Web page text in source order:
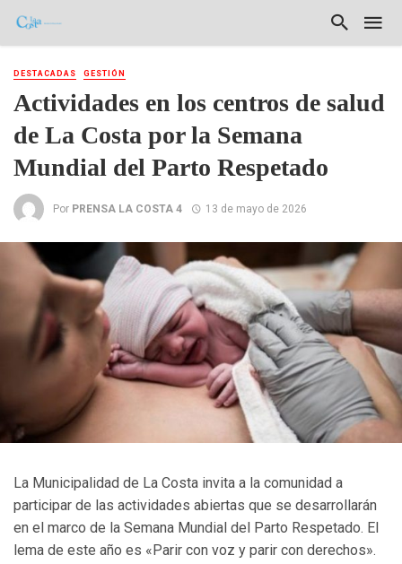
DESTACADAS GESTIÓN
Actividades en los centros de salud
de La Costa por la Semana
Mundial del Parto Respetado
Por PRENSA LA COSTA 4 13 de mayo de 2026
La Municipalidad de La Costa invita a la comunidad a
participar de las actividades abiertas que se desarrollarán
en el marco de la Semana Mundial del Parto Respetado. El
lema de este año es «Parir con voz y parir con derechos».